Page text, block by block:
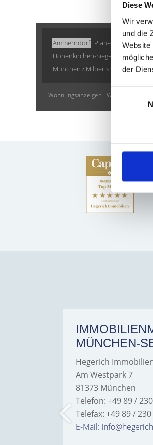
Diese
Wir
und die
Website
der
Ammerndorf Planegg
Höhenkirchen-Siegertsbrunn
München / Milbertshofen-Am Hart
Wohnungsanzeigen Wohnungssuche
MÜNCHEN-
Hegerich
Am Westpark 7
81373 München
Telefon: +49 89 /
Telefax: +49 89 /
E-Mail: